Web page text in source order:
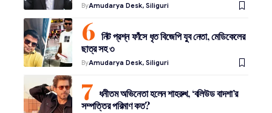
ByAmudarya Desk, Siliguri
নিট প্রশ্ন ফাঁসে ধৃত বিজেপি যুব নেতা, মেডিকেলের
ছাত্র সহ ৩
ByAmudarya Desk, Siliguri
ধনীতম অভিনেতা হলেন শাহরুখ, ‘বলিউড বাদশা’র
সম্পত্তির পরিমাণ কত?